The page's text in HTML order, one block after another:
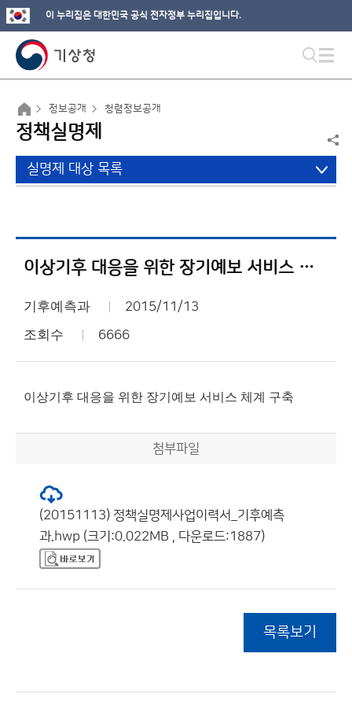
이 누리집은 대한민국 공식 전자정부 누리집입니다.
정보공개 청렴정보공개
정책실명제
실명제 대상 목록
이상기후 대응을 위한 장기예보 서비스 체계 구축
기후예측과 2015/11/13
조회수 6666
이상기후 대응을 위한 장기예보 서비스 체계 구축
첨부파일
(20151113) 정책실명제사업이력서_기후예측
과.hwp (크기:0.022MB , 다운로드:1887)
목록보기